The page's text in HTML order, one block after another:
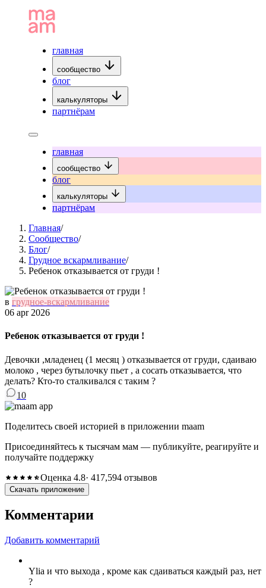
главная
сообщество
блог
калькуляторы
партнёрам
главная
сообщество
блог
калькуляторы
партнёрам
Главная/
Сообщество/
Блог/
Грудное вскармливание/
Ребенок отказывается от груди !
в грудное-вскармливание
06 apr 2026
Ребенок отказывается от груди !
Девочки ,младенец (1 месяц ) отказывается от груди, сдаиваю
молоко , через бутылочку пьет , а сосать отказывается, что
делать? Кто-то сталкивался с таким ?
10
Поделитесь своей историей в приложении maam
Присоединяйтесь к тысячам мам — публикуйте, реагируйте и
получайте поддержку
Оценка 4.8· 417,594 отзывов
Скачать приложение
Комментарии
Добавить комментарий
Ylia и что выхода , кроме как сдаиваться каждый раз, нет
?